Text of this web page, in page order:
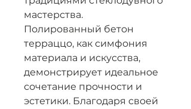
мастерства.
Полированный бетон
терраццо, как симфония
материала и искусства,
демонстрирует идеальное
сочетание прочности и
эстетики. Благодаря своей